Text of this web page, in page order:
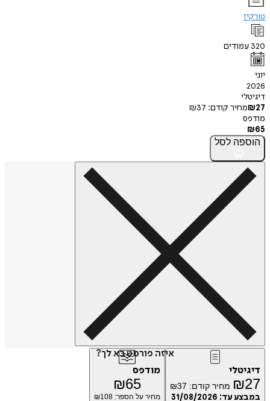
טורקיז
320 עמודים
יוני
2026
דיגיטלי
₪27 מחיר קודם: ₪37
מודפס
₪65
הוספה לסל
איזה פורמט בא לך?
דיגיטלי
₪27 מחיר קודם: ₪37
במבצע עד: 31/08/2026
מודפס
₪65
מחיר על הספר: ₪ 108